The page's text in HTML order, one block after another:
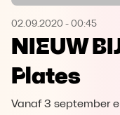
Opera
02.09.2020 - 00:45
NIEUW
Plates
Vanaf 3 september